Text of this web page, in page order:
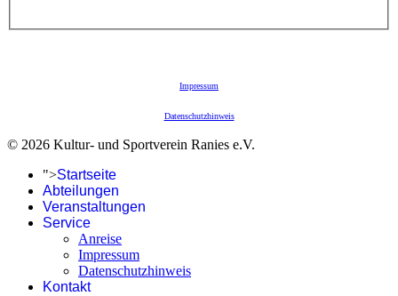
Impressum
Datenschutzhinweis
© 2026 Kultur- und Sportverein Ranies e.V.
">Startseite
Abteilungen
Veranstaltungen
Service
Anreise
Impressum
Datenschutzhinweis
Kontakt